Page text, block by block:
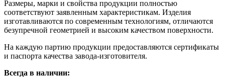
Размеры, марки и свойства продукции полностью
соответствуют заявленным характеристикам. Изделия
изготавливаются по современным технологиям, отличаются
безупречной геометрией и высоким качеством поверхности.
На каждую партию продукции предоставляются сертификаты
и паспорта качества завода-изготовителя.
Всегда в наличии: